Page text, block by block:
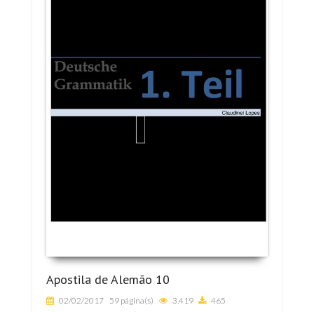
Apostila de Alemão 10
02/02/2017 59 página(s) 3.419 465